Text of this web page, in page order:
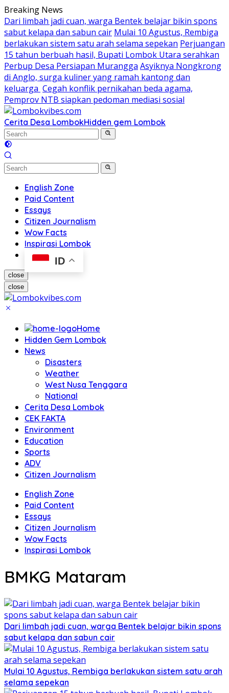
Skip
to
content
Breaking News
Dari limbah jadi cuan, warga Bentek belajar bikin spons
sabut kelapa dan sabun cair Mulai 10 Agustus, Rembiga
berlakukan sistem satu arah selama sepekan Perjuangan
15 tahun berbuah hasil, Bupati Lombok Utara serahkan
Perbup Desa Persiapan Murangga Asyiknya Nongkrong
di Anglo, surga kuliner yang ramah kantong dan
keluarga Cegah konflik pernikahan beda agama,
Pemprov NTB siapkan pedoman mediasi sosial
Cerita Desa LombokHidden gem Lombok
English Zone
Paid Content
Essays
Citizen Journalism
Wow Facts
Inspirasi Lombok
ID
close
close
Home
Hidden Gem Lombok
News
Disasters
Weather
West Nusa Tenggara
National
Cerita Desa Lombok
CEK FAKTA
Environment
Education
Sports
ADV
Citizen Journalism
English Zone
Paid Content
Essays
Citizen Journalism
Wow Facts
Inspirasi Lombok
BMKG Mataram
Dari limbah jadi cuan, warga Bentek belajar bikin spons
sabut kelapa dan sabun cair
Mulai 10 Agustus, Rembiga berlakukan sistem satu arah
selama sepekan